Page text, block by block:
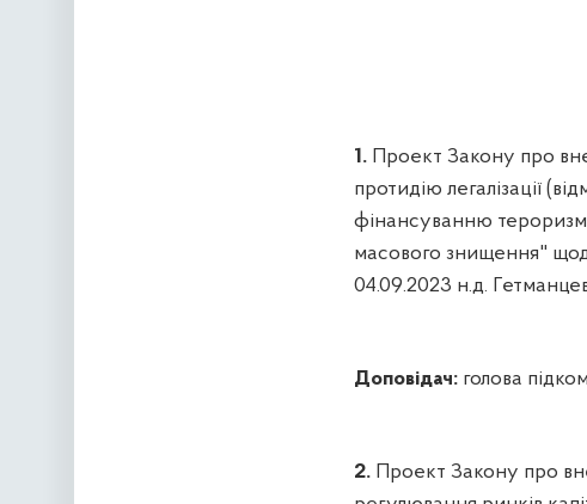
1.Проект Закону про
протидію легалізації
фінансуванню
масового знищення"
04.09.2023 н.д.
Доповідач:голова
2.Проект Закону про